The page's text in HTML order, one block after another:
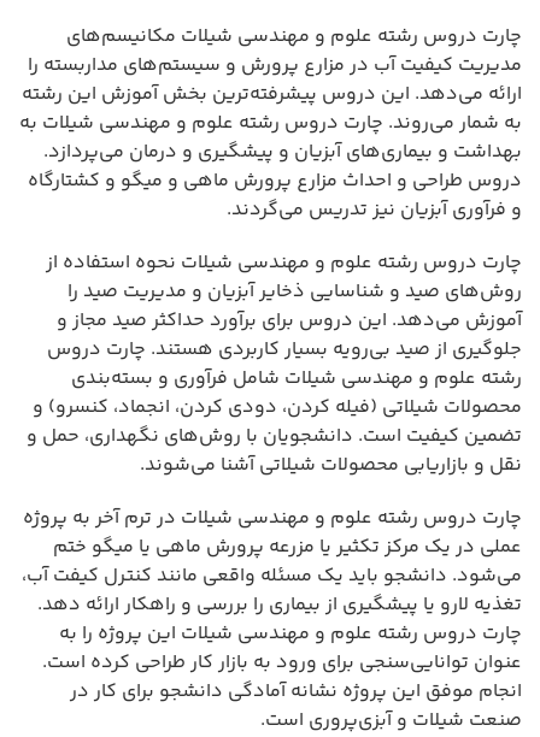
چارت دروس رشته علوم و مهندسی شیلات مکانیسم‌های
مدیریت کیفیت آب در مزارع پرورش و سیستم‌های مداربسته را
ارائه می‌دهد. این دروس پیشرفته‌ترین بخش آموزش این رشته
به شمار می‌روند. چارت دروس رشته علوم و مهندسی شیلات به
بهداشت و بیماری‌های آبزیان و پیشگیری و درمان می‌پردازد.
دروس طراحی و احداث مزارع پرورش ماهی و میگو و کشتارگاه
و فرآوری آبزیان نیز تدریس می‌گردند.
چارت دروس رشته علوم و مهندسی شیلات نحوه استفاده از
روش‌های صید و شناسایی ذخایر آبزیان و مدیریت صید را
آموزش می‌دهد. این دروس برای برآورد حداکثر صید مجاز و
جلوگیری از صید بی‌رویه بسیار کاربردی هستند. چارت دروس
رشته علوم و مهندسی شیلات شامل فرآوری و بسته‌بندی
محصولات شیلاتی (فیله کردن، دودی کردن، انجماد، کنسرو) و
تضمین کیفیت است. دانشجویان با روش‌های نگهداری، حمل و
نقل و بازاریابی محصولات شیلاتی آشنا می‌شوند.
چارت دروس رشته علوم و مهندسی شیلات در ترم آخر به پروژه
عملی در یک مرکز تکثیر یا مزرعه پرورش ماهی یا میگو ختم
می‌شود. دانشجو باید یک مسئله واقعی مانند کنترل کیفت آب،
تغذیه لارو یا پیشگیری از بیماری را بررسی و راهکار ارائه دهد.
چارت دروس رشته علوم و مهندسی شیلات این پروژه را به
عنوان توانایی‌سنجی برای ورود به بازار کار طراحی کرده است.
انجام موفق این پروژه نشانه آمادگی دانشجو برای کار در
صنعت شیلات و آبزی‌پروری است.